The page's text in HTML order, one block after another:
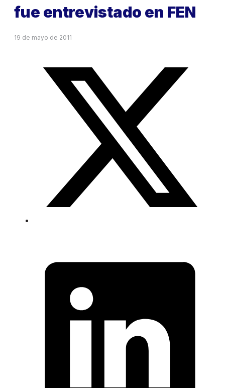
fue entrevistado en FEN
19 de mayo de 2011